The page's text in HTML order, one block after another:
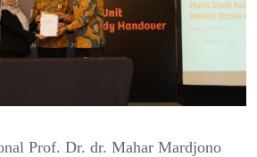
Prof. Dr. dr. Mahar Mardjono